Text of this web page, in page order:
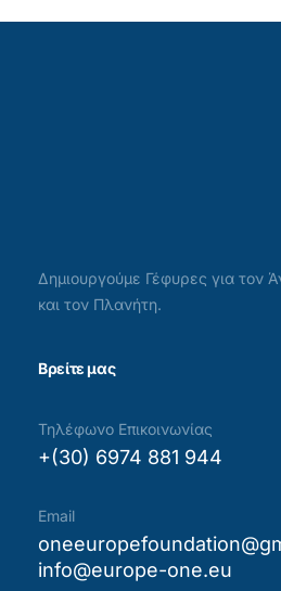
Δημιουργούμε Γέφυρες για τον
και τον Πλανήτη.
Βρείτε μας
Τηλέφωνο Επικοινωνίας
+(30) 6974 881 944
Email
info@europe-one.eu